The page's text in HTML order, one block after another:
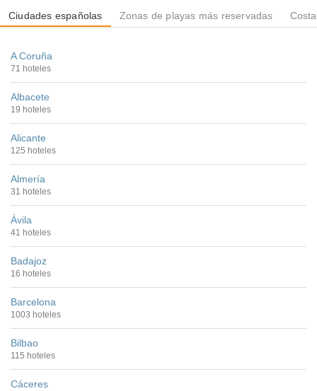
Ciudades españolas Zonas de playas más reservadas
A Coruña
71 hoteles
Albacete
19 hoteles
Alicante
125 hoteles
Almería
31 hoteles
Ávila
41 hoteles
Badajoz
16 hoteles
Barcelona
1003 hoteles
Bilbao
115 hoteles
Cáceres